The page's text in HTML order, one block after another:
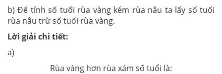
b) Để tính số tuổi rùa vàng kém rùa nâu ta lấy số tuổi
rùa nâu trừ số tuổi rùa vàng.
Lời giải chi tiết:
a)
Rùa vàng hơn rùa xám số tuổi là: